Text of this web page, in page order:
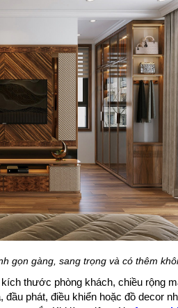
gọn gàng, sang trọng và có thêm
thước phòng khách, chiều rộng
phát, điều khiển hoặc đồ decor